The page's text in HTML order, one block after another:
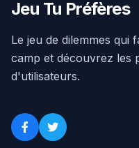
Jeu Tu Préfères
Le jeu de dilemmes qui
camp et découvrez les
d'utilisateurs.